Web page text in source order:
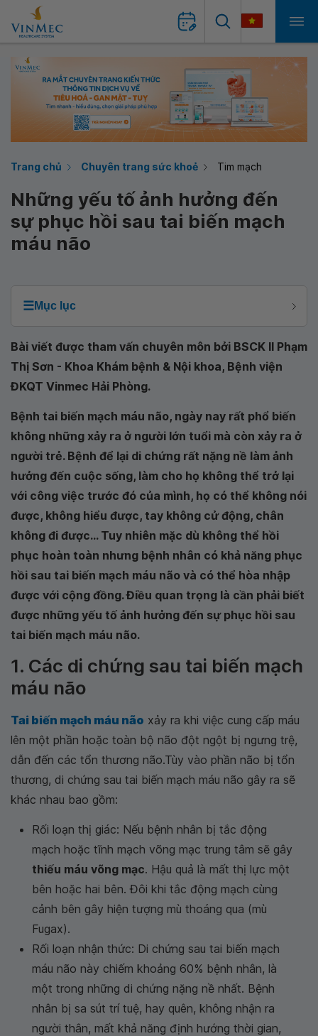
Trang chủ Chuyên trang sức khoẻ Tim mạch
Những yếu tố ảnh hưởng đến
sự phục hồi sau tai biến mạch
máu não
☰Mục lục
Bài viết được tham vấn chuyên môn bởi BSCK II Phạm
Thị Sơn - Khoa Khám bệnh & Nội khoa, Bệnh viện
ĐKQT Vinmec Hải Phòng.
Bệnh tai biến mạch máu não, ngày nay rất phổ biến
không những xảy ra ở người lớn tuổi mà còn xảy ra ở
người trẻ. Bệnh để lại di chứng rất nặng nề làm ảnh
hưởng đến cuộc sống, làm cho họ không thể trở lại
với công việc trước đó của mình, họ có thể không nói
được, không hiểu được, tay không cử động, chân
không đi được... Tuy nhiên mặc dù không thể hồi
phục hoàn toàn nhưng bệnh nhân có khả năng phục
hồi sau tai biến mạch máu não và có thể hòa nhập
được với cộng đồng. Điều quan trọng là cần phải biết
được những yếu tố ảnh hưởng đến sự phục hồi sau
tai biến mạch máu não.
1. Các di chứng sau tai biến mạch
máu não
Tai biến mạch máu não xảy ra khi việc cung cấp máu
lên một phần hoặc toàn bộ não đột ngột bị ngưng trệ,
dẫn đến các tổn thương não.Tùy vào phần não bị tổn
thương, di chứng sau tai biến mạch máu não gây ra sẽ
khác nhau bao gồm:
Rối loạn thị giác: Nếu bệnh nhân bị tắc động
mạch hoặc tĩnh mạch võng mạc trung tâm sẽ gây
thiếu máu võng mạc. Hậu quả là mất thị lực một
bên hoặc hai bên. Đôi khi tắc động mạch cùng
cảnh bên gây hiện tượng mù thoáng qua (mù
Fugax).
Rối loạn nhận thức: Di chứng sau tai biến mạch
máu não này chiếm khoảng 60% bệnh nhân, là
một trong những di chứng nặng nề nhất. Bệnh
nhân bị sa sút trí tuệ, hay quên, không nhận ra
người thân, mất khả năng định hướng thời gian,